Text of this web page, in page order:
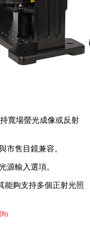
寬場螢光成像或反射
市售目鏡兼容。
源輸入選項。
能夠支持多個正射光照
)